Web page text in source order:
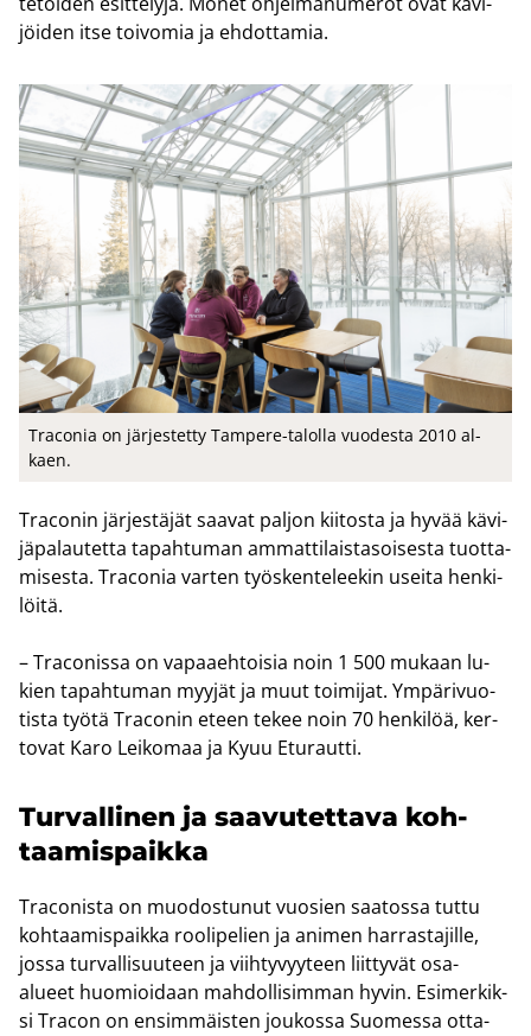
jöi­den itse toi­vo­mia ja eh­dot­ta­mia.
Traco­nia on jär­jes­tet­ty Tampere-​talolla vuo­des­ta 2010 al­
kaen.
Traco­nin jär­jes­tä­jät saa­vat pal­jon kii­tos­ta ja hyvää kä­vi­
jä­pa­lau­tet­ta ta­pah­tu­man am­mat­ti­lais­ta­soi­ses­ta tuot­ta­
mi­ses­ta. Traco­nia var­ten työs­ken­te­lee­kin usei­ta hen­ki­
löi­tä.
– Traco­nis­sa on va­paa­eh­toi­sia noin 1 500 mu­kaan lu­
kien ta­pah­tu­man myy­jät ja muut toi­mi­jat. Ym­pä­ri­vuo­
tis­ta työtä Traco­nin eteen tekee noin 70 hen­ki­löä, ker­
to­vat Karo Lei­ko­maa ja Kyuu Etu­raut­ti.
Tur­val­li­nen ja saa­vu­tet­ta­va koh­
taa­mis­paik­ka
Traco­nis­ta on muo­dos­tu­nut vuo­sien saa­tos­sa tuttu
koh­taa­mis­paik­ka roo­li­pe­lien ja ani­men har­ras­ta­jil­le,
jossa tur­val­li­suu­teen ja viih­ty­vyy­teen liit­ty­vät osa-​
alueet huo­mioi­daan mah­dol­li­sim­man hyvin. Esi­mer­kik­
si Tracon on en­sim­mäis­ten jou­kos­sa Suo­mes­sa ot­ta­